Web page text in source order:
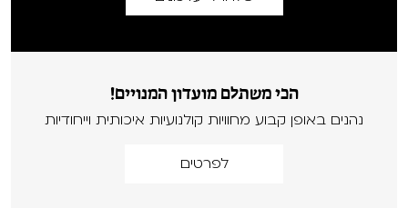
הכי משתלם מועדון המנויים!
נהנים באופן קבוע מחוויות קולנועיות איכותית וייחודיות
לפרטים